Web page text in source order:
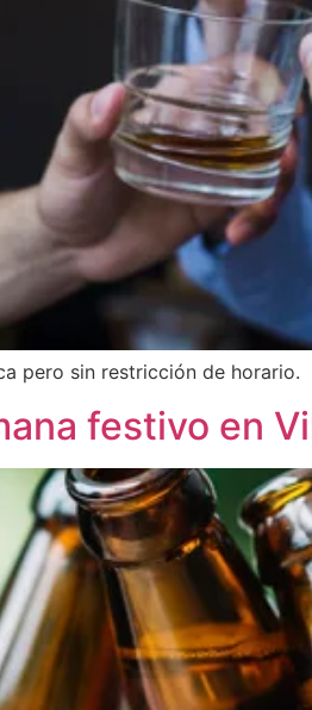
pero sin restricción de horario.
festivo en